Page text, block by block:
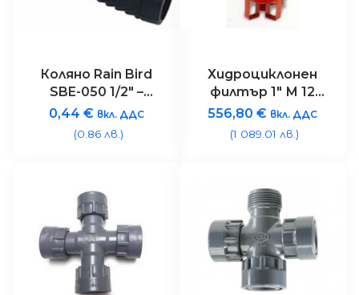
Коляно Rain Bird
SBE-050 1/2″ –
коничен
накрайник
0,44 € вкл. ДДС
(0.86 лв.)
Хидроциклонен
филтър 1″ М 12
m3/h.
556,80€ вкл. ДДС
(1 089.01 лв.)